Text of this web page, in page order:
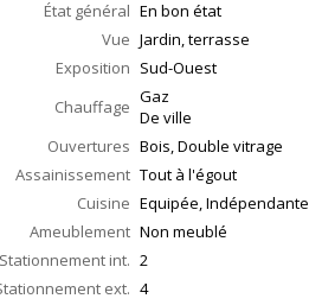
État général En bon état
Vue Jardin, terrasse
Exposition Sud-Ouest
Chauffage Gaz
De ville
Ouvertures Bois, Double vitrage
Assainissement Tout à l'égout
Cuisine Equipée, Indépendante
Ameublement Non meublé
Stationnement int. 2
ext. 4